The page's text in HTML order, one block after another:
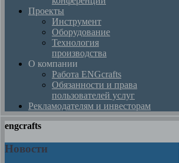
Проекты
Инструмент
Оборудование
Технология
производства
О компании
Работа ENGcrafts
Обязанности и права
пользователей услуг
Рекламодателям и инвесторам
engcrafts
Новости